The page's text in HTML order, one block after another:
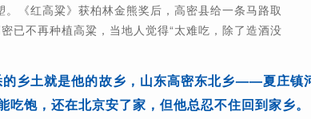
《红高粱》获柏林金熊奖后，高密县给一条马路取
已不再种植高粱，当地人觉得“太难吃，除了造酒没
乡土就是他的故乡，山东高密东北乡——夏庄镇
饱，还在北京安了家，但他总忍不住回到家乡。